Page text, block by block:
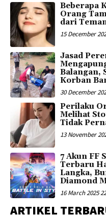
Beberapa
Orang
dari
15 December
Jasad
Balangan,
Korban
30 December
Perilaku
Melihat
Tidak
13 November
7 Akun FF
Terbaru
Langka,
Diamond
16 March 2025
ARTIKEL